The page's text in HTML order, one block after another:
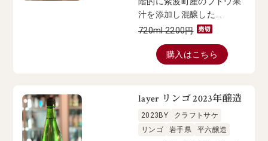
汁を添加し混醸した...
720ml 2200円
購入はこちら
layer リンゴ 2023年醸造
2023BY
クラフトサケ
リンゴ
岩手県 平六醸造